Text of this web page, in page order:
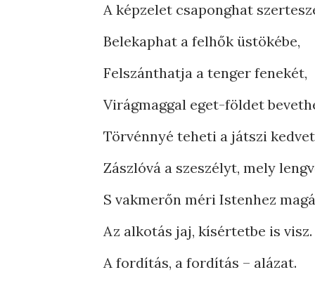
A képzelet csaponghat
Belekaphat a felhők üstökébe,
Felszánthatja a tenger fenekét,
Virágmaggal eget-földet
Törvénnyé teheti a játszi
Zászlóvá a szeszélyt, mely
S vakmerőn méri Istenhez
Az alkotás jaj, kísértetbe is visz.
A fordítás, a fordítás – alázat.